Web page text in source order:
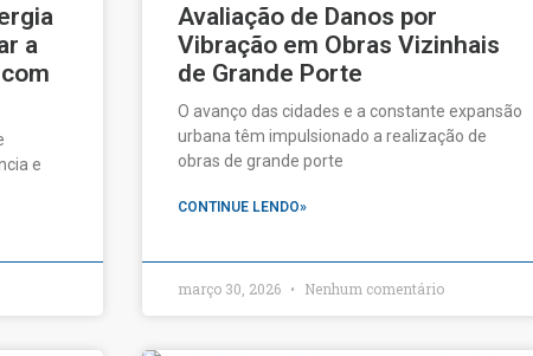
a
e
Avaliação de Danos por
Vibração em Obras Vizinhais
de Grande Porte
O avanço das cidades e a constante expansão
urbana têm impulsionado a realização de
obras de grande porte
CONTINUE LENDO»
março 30, 2026 Nenhum comentário